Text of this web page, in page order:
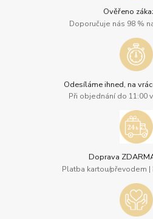
Ověřeno
Doporučuje nás 98 %
Odesíláme ihned, na
Při objednání do 11:00
Doprava
Platba kartou/převodem |